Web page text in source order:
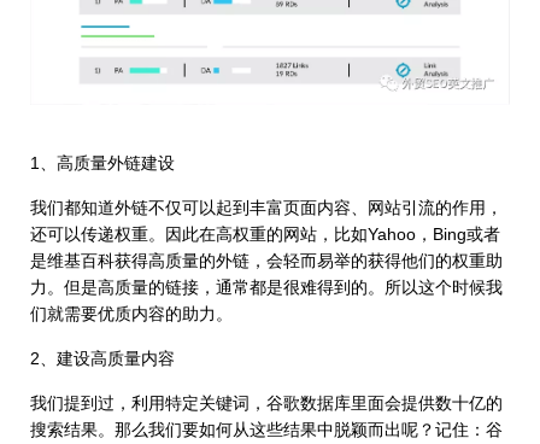
1、高质量外链建设
我们都知道外链不仅可以起到丰富页面内容、网站引流的作用，
还可以传递权重。因此在高权重的网站，比如Yahoo，Bing或者
是维基百科获得高质量的外链，会轻而易举的获得他们的权重助
力。但是高质量的链接，通常都是很难得到的。所以这个时候我
们就需要优质内容的助力。
2、建设高质量内容
我们提到过，利用特定关键词，谷歌数据库里面会提供数十亿的
搜索结果。那么我们要如何从这些结果中脱颖而出呢？记住：谷